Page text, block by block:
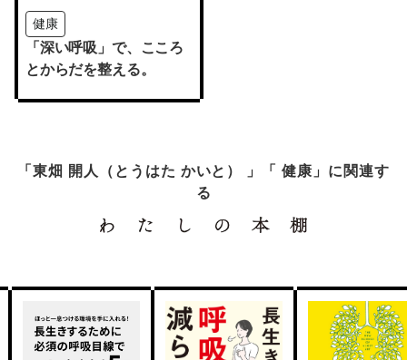
健康
「深い呼吸」で、こころ
とからだを整える。
「東畑 開人（とうはた かいと） 」「 健康」に関連す
る